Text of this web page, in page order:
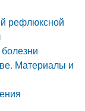
рефлюксной
Материалы и